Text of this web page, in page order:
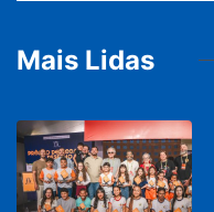
Mais Lidas